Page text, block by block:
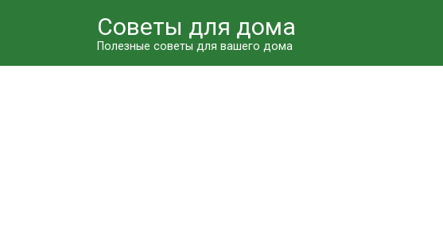
Советы для дома
Полезные советы для вашего дома